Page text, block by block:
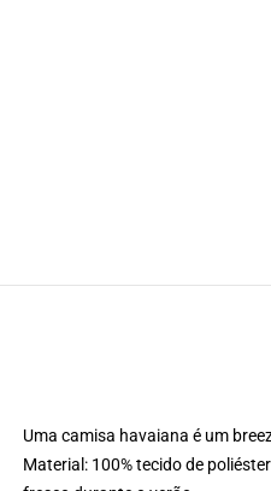
Uma camisa havaiana é um
Material: 100% tecido de